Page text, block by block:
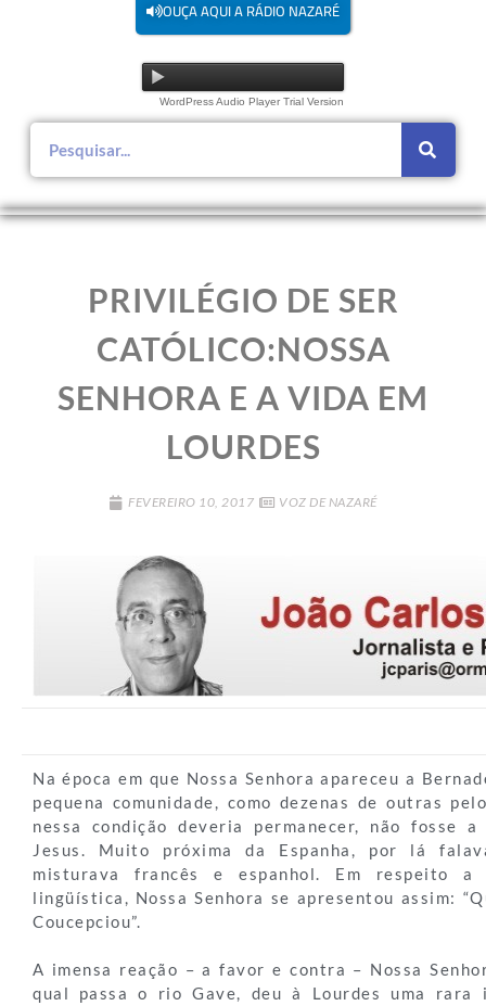
OUÇA AQUI A RÁDIO NAZARÉ
WordPress Audio Player Trial Version
PRIVILÉGIO DE SER
CATÓLICO:NOSSA
SENHORA E A VIDA EM
LOURDES
FEVEREIRO 10, 2017 VOZ DE NAZARÉ
Na época em que Nossa Senhora apareceu a
pequena comunidade, como dezenas de outras
nessa condição deveria permanecer, não fosse
Jesus. Muito próxima da Espanha, por lá
misturava francês e espanhol. Em respeito a
lingüística, Nossa Senhora se apresentou assim:
Coucepciou”.
A imensa reação – a favor e contra – Nossa
qual passa o rio Gave, deu à Lourdes uma rara